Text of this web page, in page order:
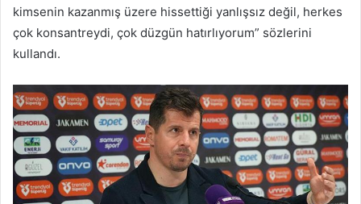
kimsenin kazanmış üzere hissettiği yanlışsız değil, herkes
çok konsantreydi, çok düzgün hatırlıyorum” sözlerini
kullandı.